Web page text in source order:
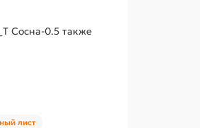
Сосна-0.5 также
лист